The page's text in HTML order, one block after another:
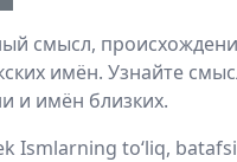
смысл,
имён. Узнайте
и имён близких.
Ismlarning to‘liq,